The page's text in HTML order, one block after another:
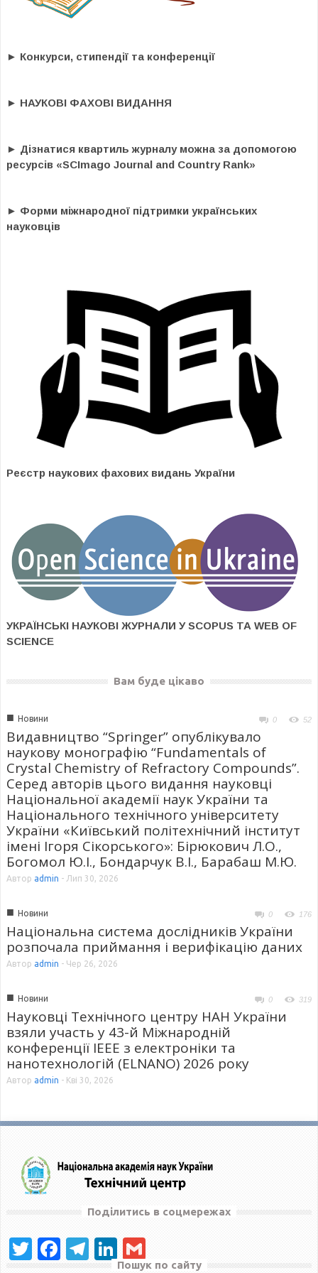
► Конкурси, стипендії та конференції
► НАУКОВІ ФАХОВІ ВИДАННЯ
► Дізнатися квартиль журналу можна за допомогою
ресурсів «SCImago Journal and Country Rank»
► Форми міжнародної підтримки українських
науковців
Реєстр наукових фахових видань України
УКРАЇНСЬКІ НАУКОВІ ЖУРНАЛИ У SCOPUS ТА WEB OF
SCIENCE
Вам буде цікаво
■ Новини 0 52
Видавництво “Springer” опублікувало
наукову монографію “Fundamentals of
Crystal Chemistry of Refractory Compounds”.
Серед авторів цього видання науковці
Національної академії наук України та
Національного технічного університету
України «Київський політехнічний інститут
імені Ігоря Сікорського»: Бірюкович Л.О.,
Богомол Ю.І., Бондарчук В.І., Барабаш М.Ю.
Автор admin - Лип 30, 2026
■ Новини 0 176
Національна система дослідників України
розпочала приймання і верифікацію даних
Автор admin - Чер 26, 2026
■ Новини 0 319
Науковці Технічного центру НАН України
взяли участь у 43-й Міжнародній
конференції IEEE з електроніки та
нанотехнологій (ELNANO) 2026 року
Автор admin - Кві 30, 2026
Поділитись в соцмережах
Twitter
Facebook
Telegram
LinkedIn
Пошук по сайту